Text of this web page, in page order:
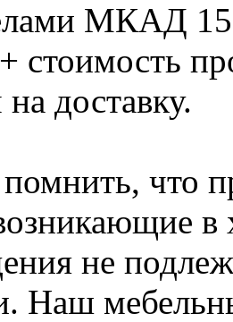
МКАД
стоимость
доставку.
что
в
не
Наш